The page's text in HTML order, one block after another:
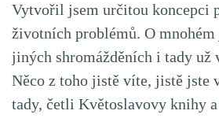
Vytvořil jsem určitou koncepci
životních problémů. O
jiných shromážděních i tady už
Něco z toho jistě víte, jistě
tady, četli Květoslavovy knihy a